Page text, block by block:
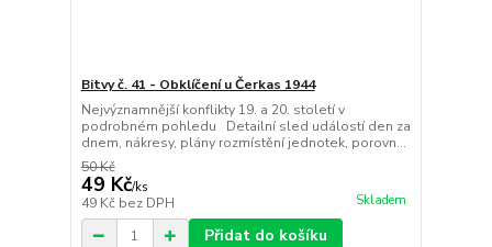
Bitvy č. 41 - Obklíčení u Čerkas 1944
Nejvýznamnější konflikty 19. a 20. století v
podrobném pohledu Detailní sled událostí den za
dnem, nákresy, plány rozmístění jednotek, porovn...
50 Kč
49 Kč/ks
49 Kč bez DPH Skladem
Přidat do košíku